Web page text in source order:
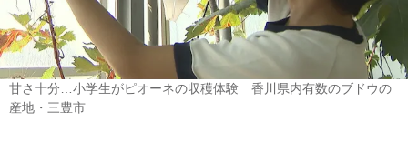
甘さ十分…小学生がピオーネの収穫体験 香川県内有数のブドウの
産地・三豊市